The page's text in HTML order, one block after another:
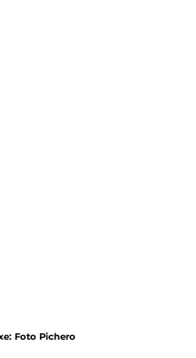
Foto Pichero